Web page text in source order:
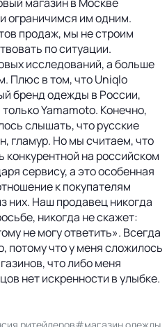
ограничимся им одним.
продаж, мы не строим
по ситуации.
исследований, а больше
Плюс в том, что Uniqlo
бренд одежды в России,
Yamamoto. Конечно,
слышать, что русские
гламур. Но мы считаем, что
на российском
сервису, а это особенная
к покупателям
них. Наш продавец никогда
никогда не скажет:
не могу ответить». Всегда
потому что у меня сложилось
что либо меня
нет искренности в улыбке.
ритейлеров#магазин одежды